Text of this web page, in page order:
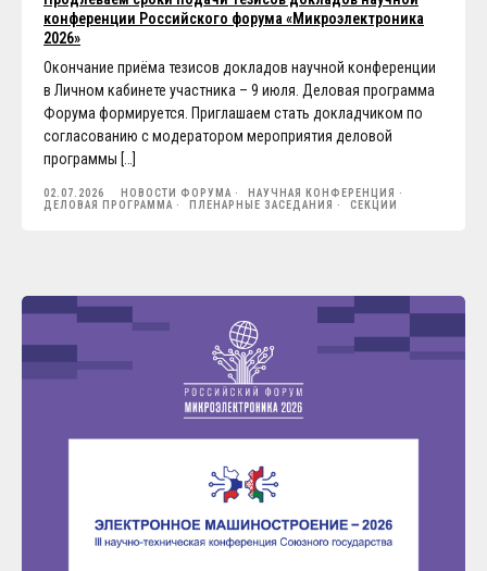
конференции Российского форума «Микроэлектроника
2026»
Окончание приёма тезисов докладов научной конференции
в Личном кабинете участника – 9 июля. Деловая программа
Форума формируется. Приглашаем стать докладчиком по
согласованию с модератором мероприятия деловой
программы […]
02.07.2026 НОВОСТИ ФОРУМА
НАУЧНАЯ КОНФЕРЕНЦИЯ
ДЕЛОВАЯ ПРОГРАММА
ПЛЕНАРНЫЕ ЗАСЕДАНИЯ СЕКЦИИ